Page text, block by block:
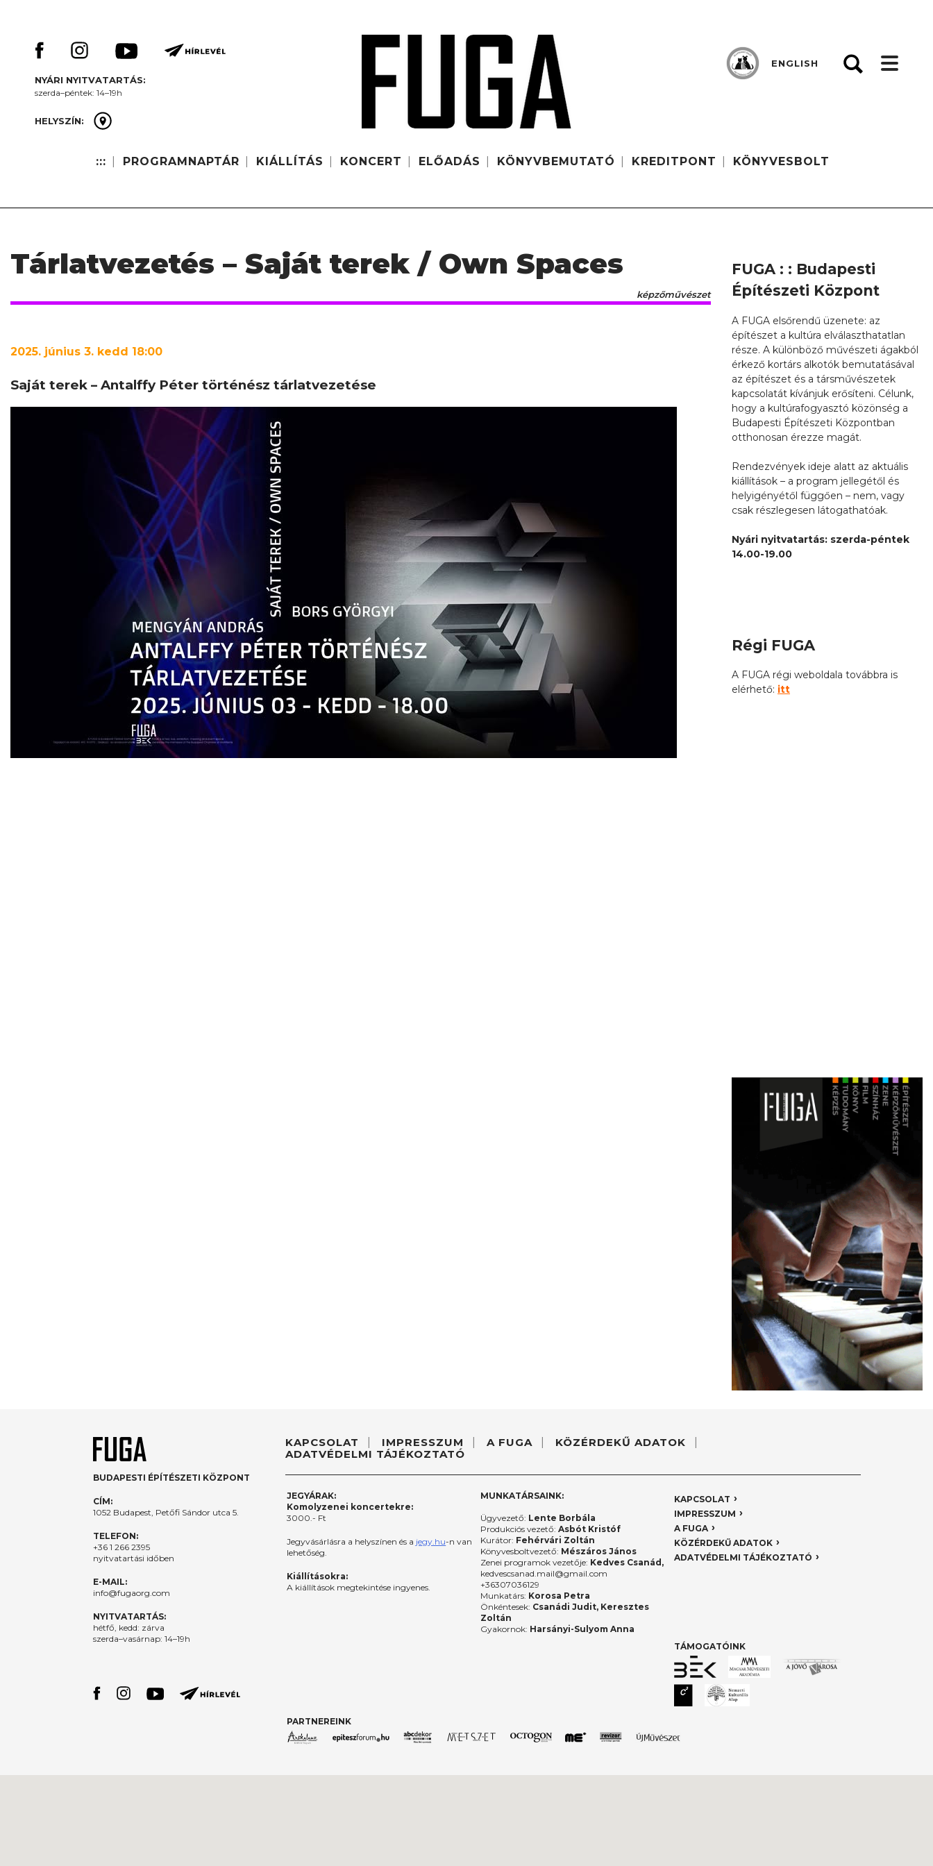
NYÁRI NYITVATARTÁS:
szerda–péntek: 14–19h
HELYSZÍN:
::: PROGRAMNAPTÁR KIÁLLÍTÁS KONCERT ELŐADÁS KÖNYVBEMUTATÓ KREDITPONT KÖNYVESBOLT
ENGLISH
Tárlatvezetés – Saját terek / Own Spaces
képzőművészet
2025. június 3. kedd 18:00
Saját terek – Antalffy Péter történész tárlatvezetése
FUGA : : Budapesti
Építészeti Központ
A FUGA elsőrendű üzenete: az
építészet a kultúra elválaszthatatlan
része. A különböző művészeti ágakból
érkező kortárs alkotók bemutatásával
az építészet és a társművészetek
kapcsolatát kívánjuk erősíteni. Célunk,
hogy a kultúrafogyasztó közönség a
Budapesti Építészeti Központban
otthonosan érezze magát.
Rendezvények ideje alatt az aktuális
kiállítások – a program jellegétől és
helyigényétől függően – nem, vagy
csak részlegesen látogathatóak.
Nyári nyitvatartás: szerda-péntek
14.00-19.00
Régi FUGA
A FUGA régi weboldala továbbra is
elérhető: itt
BUDAPESTI ÉPÍTÉSZETI KÖZPONT
CÍM:
1052 Budapest, Petőfi Sándor utca 5.
TELEFON:
+36 1 266 2395
nyitvatartási időben
E-MAIL:
info@fugaorg.com
NYITVATARTÁS:
hétfő, kedd: zárva
szerda–vasárnap: 14–19h
KAPCSOLAT IMPRESSZUM A FUGA
KÖZÉRDEKŰ ADATOK
ADATVÉDELMI TÁJÉKOZTATÓ
JEGYÁRAK:
Komolyzenei koncertekre:
3000.- Ft
Jegyvásárlásra a helyszínen és a jegy.hu-n van
lehetőség.
Kiállításokra:
A kiállítások megtekintése ingyenes.
MUNKATÁRSAINK:
Ügyvezető: Lente Borbála
Produkciós vezető: Asbót Kristóf
Kurátor: Fehérvári Zoltán
Könyvesboltvezető: Mészáros János
Zenei programok vezetője: Kedves Csanád,
kedvescsanad.mail@gmail.com
+36307036129
Munkatárs: Korosa Petra
Önkéntesek: Csanádi Judit, Keresztes
Zoltán
Gyakornok: Harsányi-Sulyom Anna
KAPCSOLAT
IMPRESSZUM
A FUGA
KÖZÉRDEKŰ ADATOK
ADATVÉDELMI TÁJÉKOZTATÓ
TÁMOGATÓINK
PARTNEREINK